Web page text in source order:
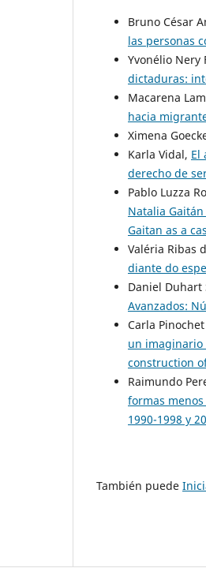
Bruno César
las personas
Yvonélio Nery
dictaduras:
Macarena
hacia
Ximena
Karla Vidal, El
derecho de
Pablo Luzza
Natalia
Gaitan as a
Valéria Ribas
diante do
Daniel Duhart
Avanzados:
Carla
un imaginario
construction
Raimundo
formas
1990-1998 y
También puede